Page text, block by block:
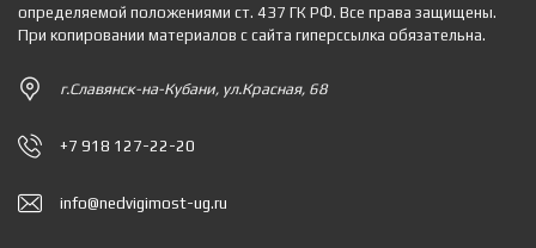
определяемой положениями ст. 437 ГК РФ. Все права защищены.
При копировании материалов с сайта гиперссылка обязательна.
г.Славянск-на-Кубани, ул.Красная, 68
+7 918 127-22-20
info@nedvigimost-ug.ru